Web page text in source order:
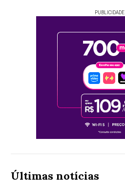
PUBLICIDADE
Últimas notícias